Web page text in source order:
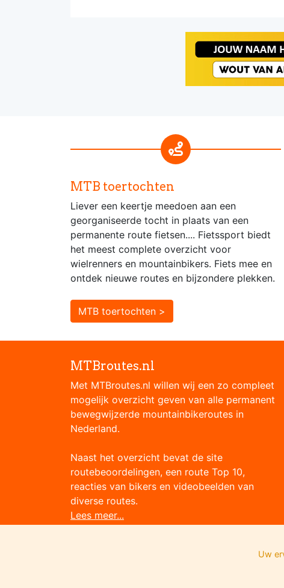
MTB toertochten
Liever een keertje meedoen aan een
georganiseerde tocht in plaats van een
permanente route fietsen.... Fietssport biedt
het meest complete overzicht voor
wielrenners en mountainbikers. Fiets mee en
ontdek nieuwe routes en bijzondere plekken.
MTB toertochten >
MTBroutes.nl
Met MTBroutes.nl willen wij een zo compleet
mogelijk overzicht geven van alle permanent
bewegwijzerde mountainbikeroutes in
Nederland.
Naast het overzicht bevat de site
routebeoordelingen, een route Top 10,
reacties van bikers en videobeelden van
diverse routes.
Lees meer...
Uw